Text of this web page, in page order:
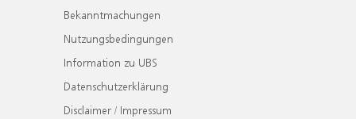
Bekanntmachungen
Nutzungsbedingungen
Information zu UBS
Datenschutzerklärung
Disclaimer / Impressum